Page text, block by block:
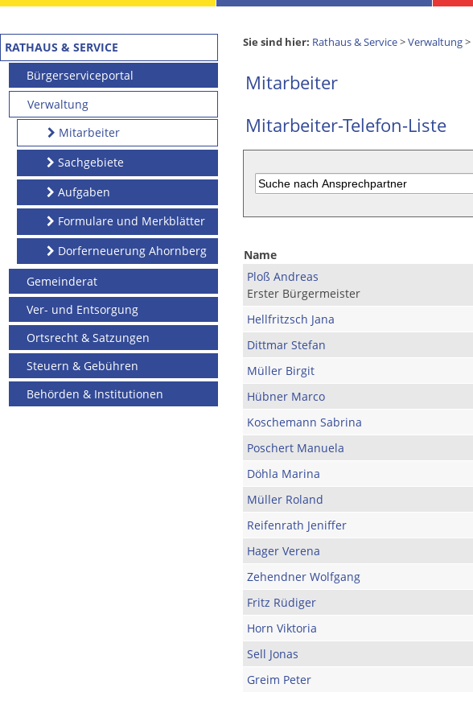
RATHAUS & SERVICE
Bürgerserviceportal
Verwaltung
Mitarbeiter
Sachgebiete
Aufgaben
Formulare und Merkblätter
Dorferneuerung Ahornberg
Gemeinderat
Ver- und Entsorgung
Ortsrecht & Satzungen
Steuern & Gebühren
Behörden & Institutionen
Sie sind hier: Rathaus & Service>Verwaltung>
Mitarbeiter
Mitarbeiter-Telefon-Liste
Name
Ploß Andreas
Erster Bürgermeister
Hellfritzsch Jana
Dittmar Stefan
Müller Birgit
Hübner Marco
Koschemann Sabrina
Poschert Manuela
Döhla Marina
Müller Roland
Reifenrath Jeniffer
Hager Verena
Zehendner Wolfgang
Fritz Rüdiger
Horn Viktoria
Sell Jonas
Greim Peter